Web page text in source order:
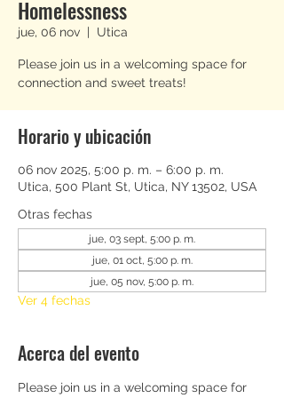
Homelessness
jue, 06 nov
  |
Utica
Please join us in a welcoming space for
connection and sweet treats!
Horario y ubicación
06 nov 2025, 5:00 p. m. – 6:00 p. m.
Utica, 500 Plant St, Utica, NY 13502, USA
Otras fechas
jue, 03 sept, 5:00 p. m.
jue, 01 oct, 5:00 p. m.
jue, 05 nov, 5:00 p. m.
Ver 4 fechas
Acerca del evento
Please join us in a welcoming space for